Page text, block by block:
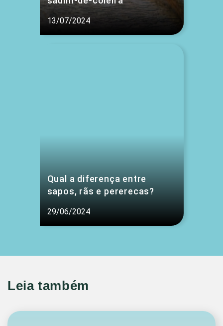
13/07/2024
Qual a diferença entre
sapos, rãs e pererecas?
29/06/2024
Leia também